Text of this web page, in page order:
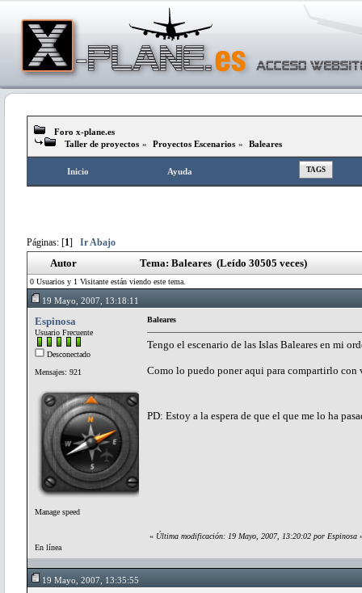
Foro x-plane.es
Taller de proyectos » Proyectos Escenarios » Baleares
Inicio Ayuda TAGS
Páginas: [1] Ir Abajo
Autor Tema: Baleares (Leído 30505 veces)
0 Usuarios y 1 Visitante están viendo este tema.
19 Mayo, 2007, 13:18:11
Espinosa
Usuario Frecuente
Desconectado
Mensajes: 921
Manage speed
En línea
Baleares
Tengo el escenario de las Islas Baleares en mi
Como lo puedo poner aqui para compartirlo con
PD: Estoy a la espera de que el que me lo ha
« Última modificación: 19 Mayo, 2007, 13:20:02 por Espinosa
19 Mayo, 2007, 13:35:55